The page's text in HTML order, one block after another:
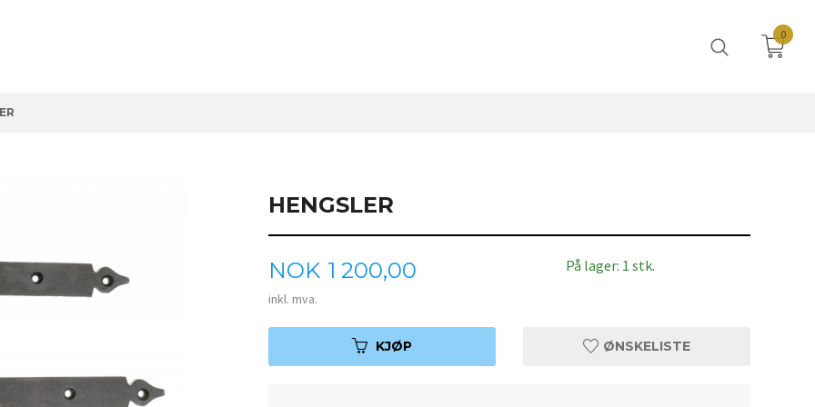
0
HENGSLER
Pris
NOK 1 200,00
inkl. mva.
På lager: 1 stk.
KJØP ØNSKELISTE